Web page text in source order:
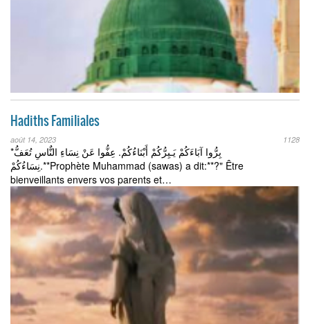
Hadiths Familiales
août 14, 2023 1128
*بِرُّوا آبَاءَكُمْ يَـبِرُّكُمْ أَبْنَاءُكُمْ. عِفُّوا عَنْ نِسَاءِ النٌّاسِ تُعَفُّ
نِسَاءُكُمْ.**Prophète Muhammad (sawas) a dit:**?️" Être
bienveillants envers vos parents et…